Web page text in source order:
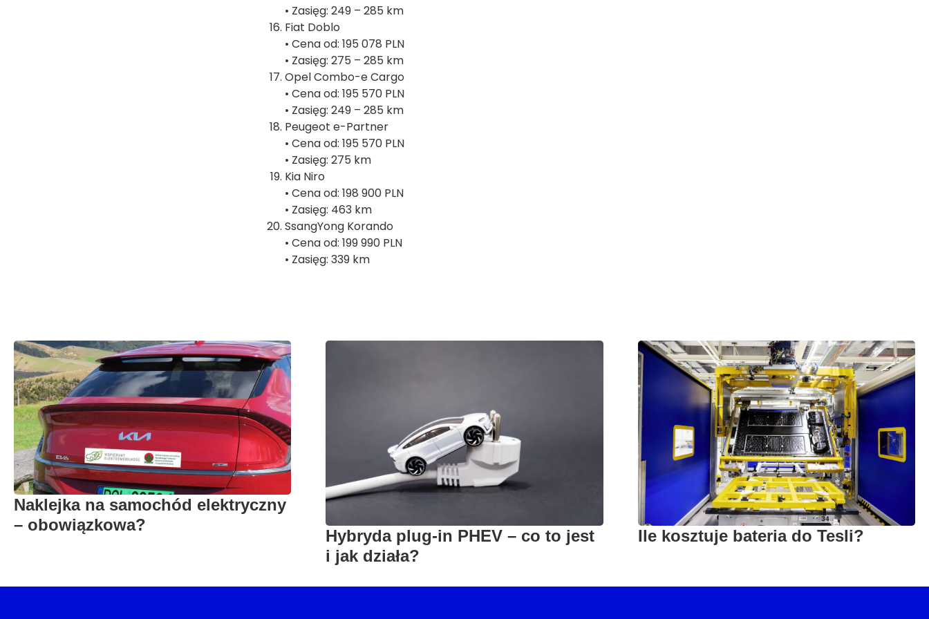
• Zasięg: 249 – 285 km
Fiat Doblo
• Cena od: 195 078 PLN
• Zasięg: 275 – 285 km
Opel Combo-e Cargo
• Cena od: 195 570 PLN
• Zasięg: 249 – 285 km
Peugeot e-Partner
• Cena od: 195 570 PLN
• Zasięg: 275 km
Kia Niro
• Cena od: 198 900 PLN
• Zasięg: 463 km
SsangYong Korando
• Cena od: 199 990 PLN
• Zasięg: 339 km
Naklejka na samochód elektryczny
– obowiązkowa?
Hybryda plug-in PHEV – co to jest
i jak działa?
Ile kosztuje bateria do Tesli?